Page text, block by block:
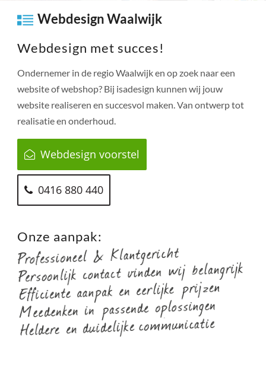
Webdesign Waalwijk
Webdesign met succes!
Ondernemer in de regioWaalwijken op zoek naar een
website of webshop? Bij isadesign kunnen wij jouw
website realiseren en succesvol maken. Van ontwerp tot
realisatie en onderhoud.
Webdesign voorstel
0416 880 440
Onze aanpak: